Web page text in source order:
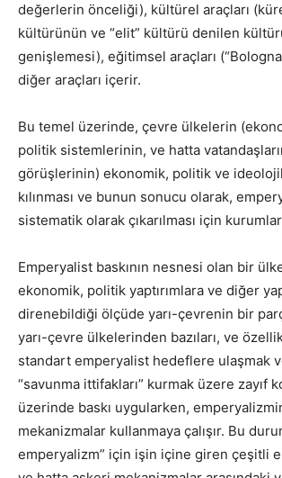
değerlerin önceliği), kültürel araçları
kültürünün ve “elit” kültürü denilen
genişlemesi), eğitimsel araçları
diğer araçları içerir.
Bu temel üzerinde, çevre ülkelerin
politik sistemlerinin, ve hatta
görüşlerinin) ekonomik, politik ve
kılınması ve bunun sonucu olarak,
sistematik olarak çıkarılması için kurumlar
Emperyalist baskının nesnesi olan bir
ekonomik, politik yaptırımlara ve diğer
direnebildiği ölçüde yarı-çevrenin bir
yarı-çevre ülkelerinden bazıları, ve
standart emperyalist hedeflere ulaşmak
“savunma ittifakları” kurmak üzere zayıf
üzerinde baskı uygularken,
mekanizmalar kullanmaya çalışır. Bu
emperyalizm” için işin içine giren çeşitli